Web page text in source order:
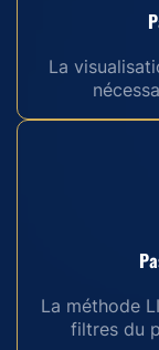
La
La méthode
filtres du